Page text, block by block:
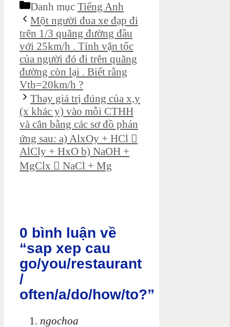
Danh mục Tiếng Anh
Một người đua xe đạp đi
trên 1/3 quãng đường đầu
với 25km/h . Tính vận tốc
của người đó đi trên quãng
đường còn lại . Biết rằng
Vtb=20km/h ?
Thay giá trị đúng của x,y
(x khác y) vào mỗi CTHH
và cân bằng các sơ đồ phản
ứng sau: a) AlxOy + HCl 
AlCly + HxO b) NaOH +
MgClx  NaCl + Mg
0 bình luận về
“sap xep cau
go/you/restaurant
/
often/a/do/how/to?”
ngochoa